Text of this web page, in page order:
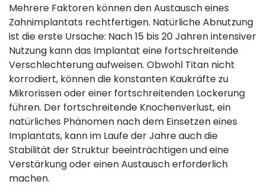
Mehrere Faktoren können den Austausch eines
Zahnimplantats rechtfertigen. Natürliche Abnutzung
ist die erste Ursache: Nach 15 bis 20 Jahren intensiver
Nutzung kann das Implantat eine fortschreitende
Verschlechterung aufweisen. Obwohl Titan nicht
korrodiert, können die konstanten Kaukräfte zu
Mikrorissen oder einer fortschreitenden Lockerung
führen. Der fortschreitende Knochenverlust, ein
natürliches Phänomen nach dem Einsetzen eines
Implantats, kann im Laufe der Jahre auch die
Stabilität der Struktur beeinträchtigen und eine
Verstärkung oder einen Austausch erforderlich
machen.